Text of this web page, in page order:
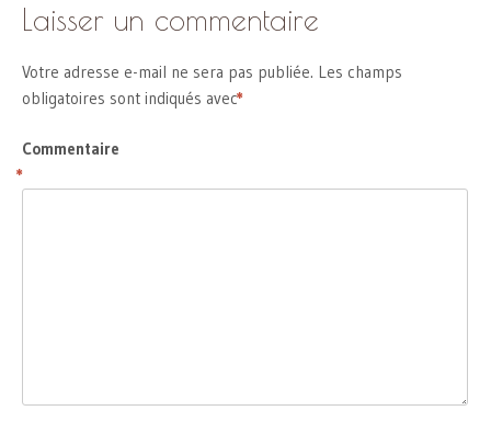
Laisser un commentaire
Votre adresse e-mail ne sera pas publiée. Les champs
obligatoires sont indiqués avec
*
Commentaire
*